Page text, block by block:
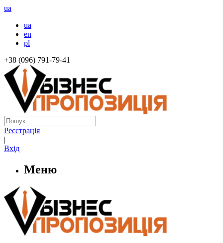
ua
ua
en
pl
+38 (096) 791-79-41
Реєстрація
|
Вхід
Меню